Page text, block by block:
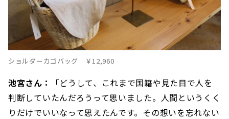
ショルダーカゴバッグ ￥12,960
池宮さん：
「どうして、これまで国籍や見た目で人を
判断していたんだろうって思いました。人間というくく
りだけでいいなって思えたんです。その想いを忘れない